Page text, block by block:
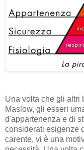
Una volta che gli altri
Maslow, gli esseri
d'appartenenza e di
considerati esigenze
carente, vi è una